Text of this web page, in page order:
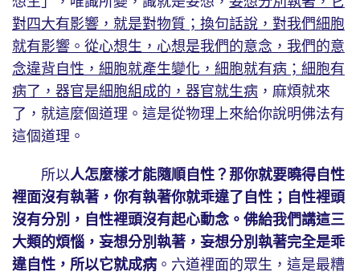
對四大有影響，就是對物質；換句話說，對我們細胞
就有影響。從心想生，心想是我們的意念，我們的意
念違背自性，細胞就產生變化，細胞就有病；細胞有
病了，器官是細胞組成的，器官就生病 ，麻煩就來
了，就這麼個道理。這是從物理上來給你說明佛法有
這個道理。
所以人怎麼樣才能隨順自性？那你就要曉得自性
裡面沒有執著，你有執著你就乖違了自性；自性裡頭
沒有分別，自性裡頭沒有起心動念。佛給我們講這三
大類的煩惱，妄想分別執著，妄想分別執著完全是乖
違自性，所以它就成病 。六道裡面的眾生，這是最糟